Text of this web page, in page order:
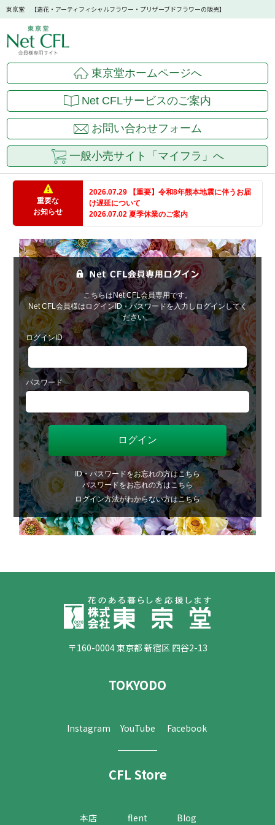
東京堂 【造花・アーティフィシャルフラワー・プリザーブドフラワーの販売】
東京堂ホームページへ
Net CFLサービスのご案内
お問い合わせフォーム
一般小売サイト「マイフラ」へ
重要な
お知らせ
2026.07.29 【重要】令和8年熊本地震に伴うお届
け遅延について
2026.07.02 夏季休業のご案内
こちらはNet CFL会員専用です。
Net CFL会員様はログインID・パスワードを入力しログインしてく
ださい。
ログインID
パスワード
ID・パスワードをお忘れの方はこちら
パスワードをお忘れの方はこちら
ログイン方法がわからない方はこちら
〒160-0004 東京都 新宿区 四谷2-13
TOKYODO
Instagram YouTube Facebook
CFL Store
本店 flent Blog